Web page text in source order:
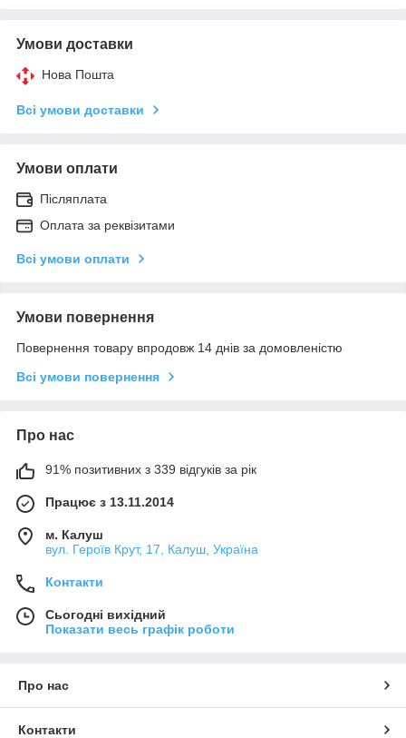
Умови доставки
Нова Пошта
Всі умови доставки
Умови оплати
Післяплата
Оплата за реквізитами
Всі умови оплати
Умови повернення
Повернення товару впродовж 14 днів за домовленістю
Всі умови повернення
Про нас
91% позитивних з 339 відгуків за рік
Працює з 13.11.2014
м. Калуш
вул. Героїв Крут, 17, Калуш, Україна
Контакти
Сьогодні вихідний
Показати весь графік роботи
Про нас
Контакти